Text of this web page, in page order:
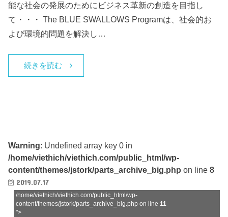
能な社会の発展のためにビジネス革新の創造を目指し
て・・・ The BLUE SWALLOWS Programは、社会的お
よび環境的問題を解決し…
続きを読む
Warning: Undefined array key 0 in
/home/viethich/viethich.com/public_html/wp-
content/themes/jstork/parts_archive_big.php on line8
2019.07.17
/home/viethich/viethich.com/public_html/wp-
content/themes/jstork/parts_archive_big.php on line11
">